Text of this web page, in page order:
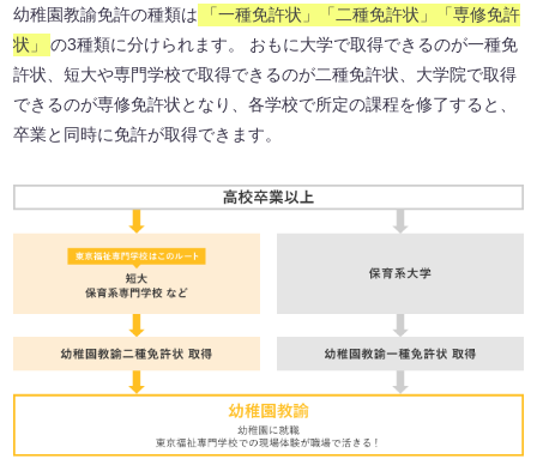
幼稚園教諭免許の種類は
「一種免許状」「二種免許状」「専修免許
状」
の3種類に分けられます。 おもに大学で取得できるのが一種免
許状、短大や専門学校で取得できるのが二種免許状、大学院で取得
できるのが専修免許状となり、各学校で所定の課程を修了すると、
卒業と同時に免許が取得できます。